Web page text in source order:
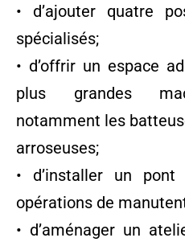
• d’ajouter quatre
spécialisés;
• d’offrir un espace
plus grandes
notamment les
arroseuses;
• d’installer un
opérations de
• d’aménager un